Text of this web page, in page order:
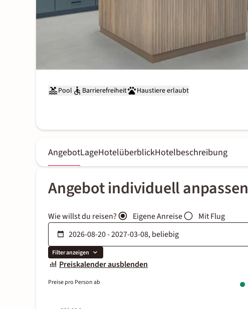
Pool Barrierefreiheit Haustiere erlaubt
AngebotLageHotelüberblickHotelbeschreibung
Angebot individuell anpassen
Wie willst du reisen? Eigene Anreise Mit Flug
Filter anzeigen
Preiskalender ausblenden
Preise pro Person ab